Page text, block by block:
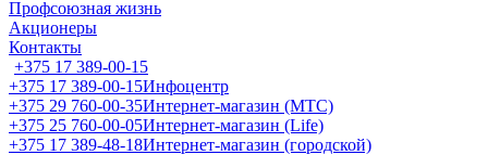
Профсоюзная жизнь
Акционеры
Контакты
+375 17 389-00-15
+375 17 389-00-15Инфоцентр
+375 29 760-00-35Интернет-магазин (МТС)
+375 25 760-00-05Интернет-магазин (Life)
+375 17 389-48-18Интернет-магазин (городской)